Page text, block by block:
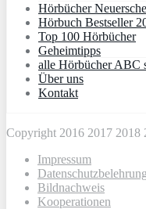
Hörbücher
Hörbuch Bestseller
Top 100 Hörbücher
Geheimtipps
alle Hörbücher ABC
Über uns
Kontakt
Copyright 2016 2017 2018
Impressum
Datenschutzbelehrung
Bildnachweis
Kooperationen